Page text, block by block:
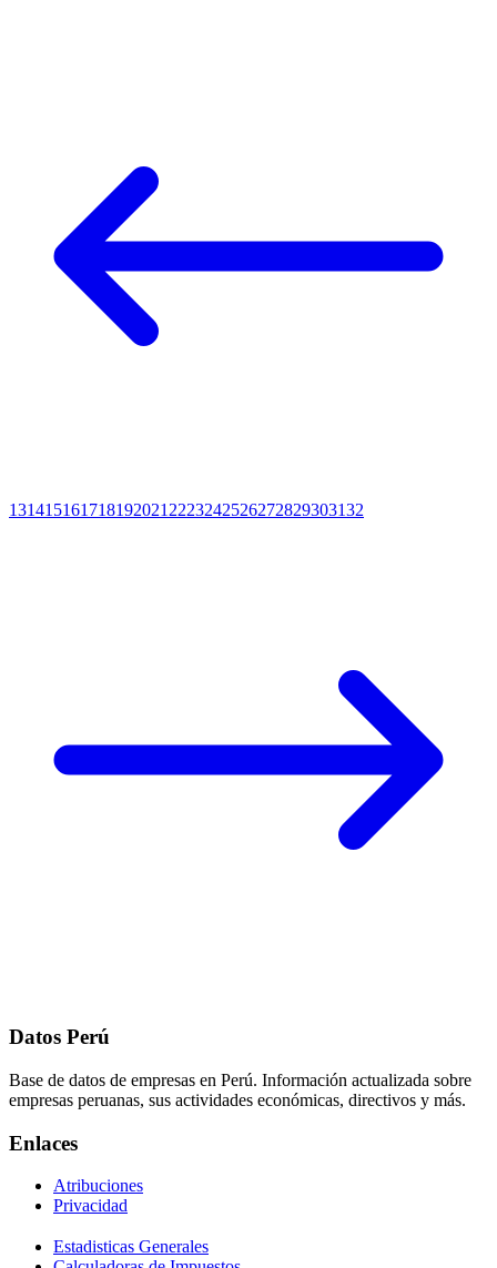
131415161718192021 2223242526272829303132
Datos Perú
Base de datos de empresas en Perú. Información actualizada sobre
empresas peruanas, sus actividades económicas, directivos y más.
Enlaces
Atribuciones
Privacidad
Estadisticas Generales